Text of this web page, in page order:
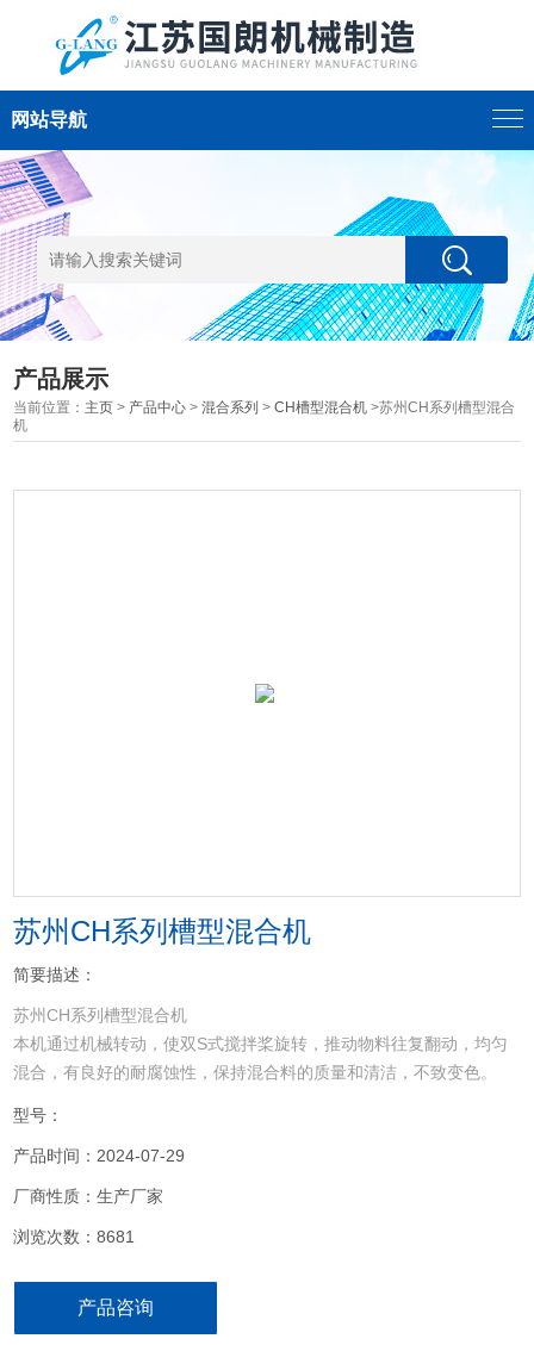
网站导航
产品展示
当前位置： 主页 > 产品中心 >混合系列 >CH槽型混合机 >苏州CH系列槽型混合
机
苏州CH系列槽型混合机
简要描述：
苏州CH系列槽型混合机
本机通过机械转动，使双S式搅拌桨旋转，推动物料往复翻动，均匀
混合，有良好的耐腐蚀性，保持混合料的质量和清洁，不致变色。
型号：
产品时间：2024-07-29
厂商性质：生产厂家
浏览次数：8681
产品咨询